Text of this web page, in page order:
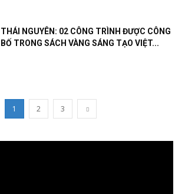
THÁI NGUYÊN: 02 CÔNG TRÌNH ĐƯỢC CÔNG
BỐ TRONG SÁCH VÀNG SÁNG TẠO VIỆT...
1 2 3